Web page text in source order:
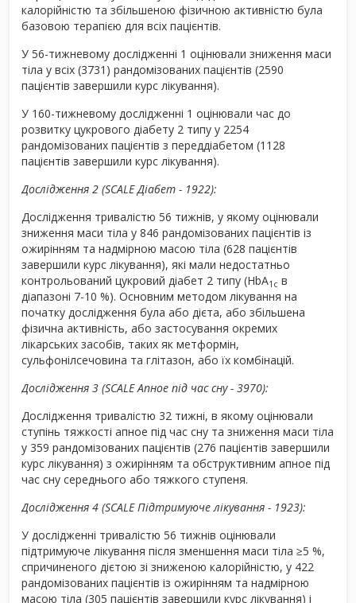
калорійністю та збільшеною фізичною активністю була
базовою терапією для всіх пацієнтів.
У 56-тижневому дослідженні 1 оцінювали зниження маси
тіла у всіх (3731) рандомізованих пацієнтів (2590
пацієнтів завершили курс лікування).
У 160-тижневому дослідженні 1 оцінювали час до
розвитку цукрового діабету 2 типу у 2254
рандомізованих пацієнтів з переддіабетом (1128
пацієнтів завершили курс лікування).
Дослідження 2 (SCALE Діабет - 1922):
Дослідження тривалістю 56 тижнів, у якому оцінювали
зниження маси тіла у 846 рандомізованих пацієнтів із
ожирінням та надмірною масою тіла (628 пацієнтів
завершили курс лікування), які мали недостатньо
контрольований цукровий діабет 2 типу (HbA1c в
діапазоні 7-10 %). Основним методом лікування на
початку дослідження була або дієта, або збільшена
фізична активність, або застосування окремих
лікарських засобів, таких як метформін,
сульфонілсечовина та глітазон, або їх комбінацій.
Дослідження 3 (SCALE Апное під час сну - 3970):
Дослідження тривалістю 32 тижні, в якому оцінювали
ступінь тяжкості апное під час сну та зниження маси тіла
у 359 рандомізованих пацієнтів (276 пацієнтів завершили
курс лікування) з ожирінням та обструктивним апное під
час сну середнього або тяжкого ступеня.
Дослідження 4 (SCALE Підтримуюче лікування - 1923):
У дослідженні тривалістю 56 тижнів оцінювали
підтримуюче лікування після зменшення маси тіла ≥5 %,
спричиненого дієтою зі зниженою калорійністю, у 422
рандомізованих пацієнтів із ожирінням та надмірною
масою тіла (305 пацієнтів завершили курс лікування) і